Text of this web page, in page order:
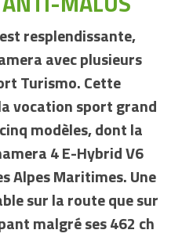
resplendissante,
avec plusieurs
Turismo. Cette
vocation sport grand
modèles, dont la
4 E-Hybrid V6
Alpes Maritimes. Une
sur la route que sur
malgré ses 462 ch